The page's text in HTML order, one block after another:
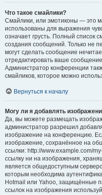
Что такое смайлики?
Смайлики, или эмотиконы — это
использованы для выражения
означает грусть. Полный список
создания сообщений. Только не
могут сделать сообщение
отредактировать ваше
Администратор конференции
смайликов, которое можно
Вернуться к началу
Могу ли я добавлять
Да, вы можете размещать
администратор разрешил
изображение на конференцию.
изображение, сохранённое на
ссылки: http://www.example.com/
ссылку ни на изображения,
является общедоступным
которым необходима
Hotmail или Yahoo, защищённые
ссылок на изображения